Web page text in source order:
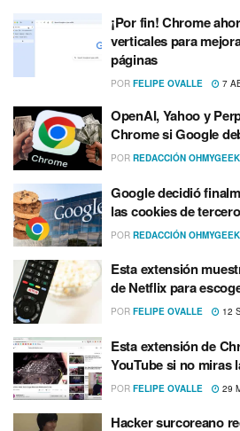
¡Por fin! Chrome
verticales para
páginas
POR FELIPE OVALLE 7
OpenAI, Yahoo y
Chrome si Google
POR REDACCIÓN
Google decidió
las cookies de
POR REDACCIÓN
Esta extensión
de Netflix para
POR FELIPE OVALLE 12
Esta extensión de
YouTube si no miras
POR FELIPE OVALLE 29
Hacker surcoreano